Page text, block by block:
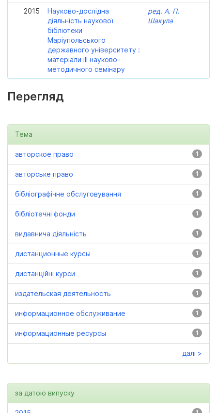
2015
Науково-дослідна
діяльність наукової
бібліотеки
Маріупольського
державного університету :
матеріали ІІІ науково-
методичного семінару
ред. А. П.
Шакула
Перегляд
Тема
1
авторское право
1
авторське право
1
бібліографічне обслуговування
1
бібліотечні фонди
1
видавнича діяльність
1
дистанционные курсы
1
дистанційні курси
1
издательская деятельность
1
информационное обслуживание
1
информационные ресурсы
далі >
за датою випуску